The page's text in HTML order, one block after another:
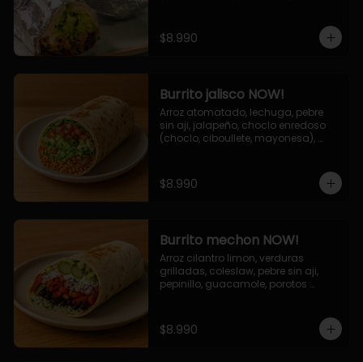
$8.990
Burrito jalisco NOW!
Arroz atomatado, lechuga, pebre
sin aji, jalapeño, choclo enredoso
(choclo, ciboullete, mayonesa),
$8.990
Burrito mechon NOW!
Arroz cilantro limon, verduras
grilladas, coleslaw, pebre sin aji,
pepinillo, guacamole, porotos
$8.990